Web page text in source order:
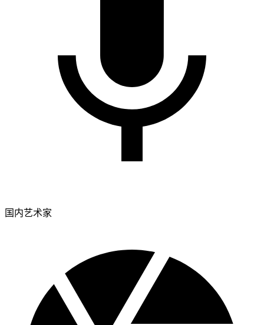
国内艺术家